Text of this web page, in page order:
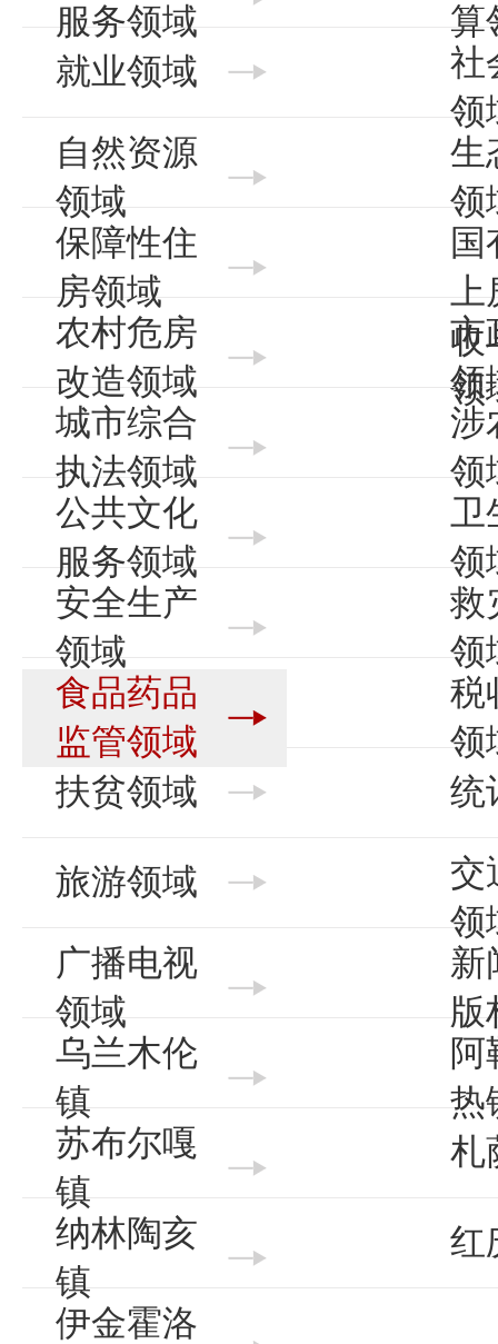
服务领域
算
就业领域
社
领
自然资源
领域
生
领
保障性住
房领域
国
收
领
农村危房
改造领域
市
领
城市综合
执法领域
涉
领
公共文化
服务领域
卫
领
安全生产
领域
救
领
食品药品
监管领域
税
领
扶贫领域
统
旅游领域
交
领
广播电视
领域
新
版
乌兰木伦
镇
阿
热
苏布尔嘎
镇
札
纳林陶亥
镇
红
伊金霍洛